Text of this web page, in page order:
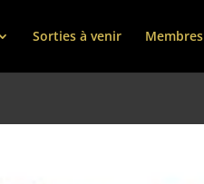
Sorties à venir Membres